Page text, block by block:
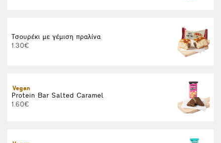
Τσουρέκι με γέμιση πραλίνα
1.30€
Vegan
Protein Bar Salted Caramel
1.60€